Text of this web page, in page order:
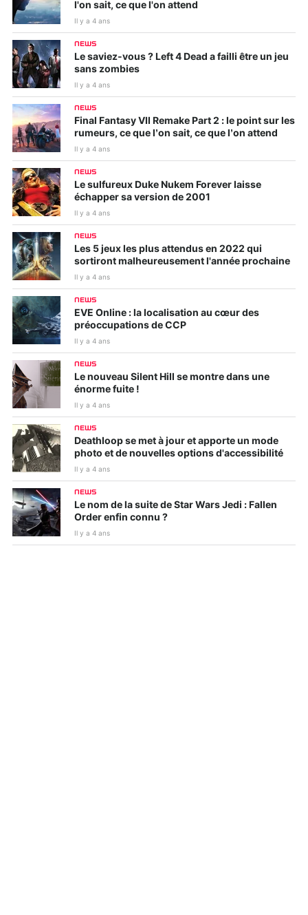
l'on sait, ce que l'on attend
Il y a 4 ans
NEWS
Le saviez-vous ? Left 4 Dead a failli être un jeu
sans zombies
Il y a 4 ans
NEWS
Final Fantasy VII Remake Part 2 : le point sur les
rumeurs, ce que l’on sait, ce que l’on attend
Il y a 4 ans
NEWS
Le sulfureux Duke Nukem Forever laisse
échapper sa version de 2001
Il y a 4 ans
NEWS
Les 5 jeux les plus attendus en 2022 qui
sortiront malheureusement l'année prochaine
Il y a 4 ans
NEWS
EVE Online : la localisation au cœur des
préoccupations de CCP
Il y a 4 ans
NEWS
Le nouveau Silent Hill se montre dans une
énorme fuite !
Il y a 4 ans
NEWS
Deathloop se met à jour et apporte un mode
photo et de nouvelles options d'accessibilité
Il y a 4 ans
NEWS
Le nom de la suite de Star Wars Jedi : Fallen
Order enfin connu ?
Il y a 4 ans